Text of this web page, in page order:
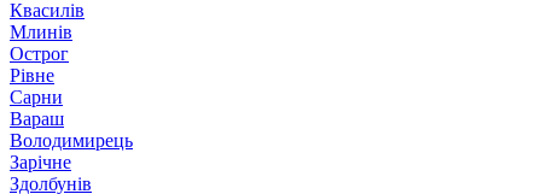
Квасилів
Млинів
Острог
Рівне
Сарни
Вараш
Володимирець
Зарічне
Здолбунів